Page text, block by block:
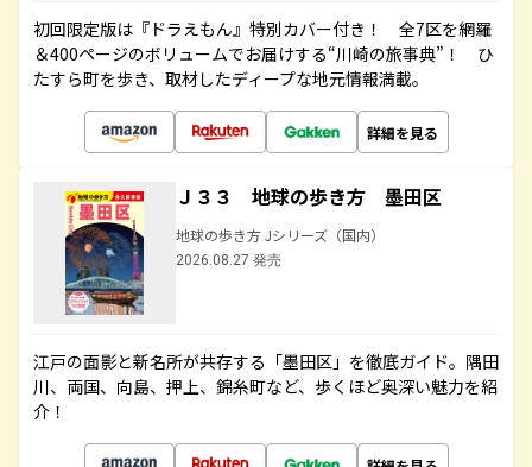
初回限定版は『ドラえもん』特別カバー付き！ 全7区を網羅
＆400ページのボリュームでお届けする“川崎の旅事典”！ ひ
たすら町を歩き、取材したディープな地元情報満載。
詳細を見る
Ｊ３３ 地球の歩き方 墨田区
地球の歩き方 Jシリーズ（国内）
2026.08.27 発売
江戸の面影と新名所が共存する「墨田区」を徹底ガイド。隅田
川、両国、向島、押上、錦糸町など、歩くほど奥深い魅力を紹
介！